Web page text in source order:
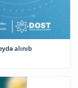
alınıb